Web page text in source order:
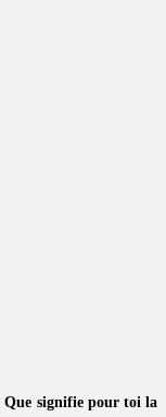
Que signifie pour toi la